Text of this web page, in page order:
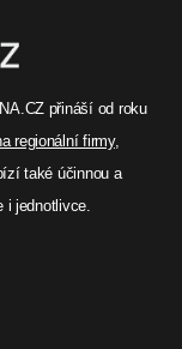
přináší od roku
regionální firmy,
také účinnou a
i jednotlivce.